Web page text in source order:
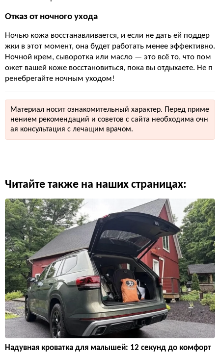
Отказ от ночного ухода
Ночью кожа восстанавливается, и если не дать ей поддер
жки в этот момент, она будет работать менее эффективно.
Ночной крем, сыворотка или масло — это всё то, что пом
ожет вашей коже восстановиться, пока вы отдыхаете. Не п
ренебрегайте ночным уходом!
Материал носит ознакомительный характер. Перед приме
нением рекомендаций и советов с сайта необходима очн
ая консультация с лечащим врачом.
Читайте также на наших страницах:
Надувная кроватка для малышей: 12 секунд до комфорт